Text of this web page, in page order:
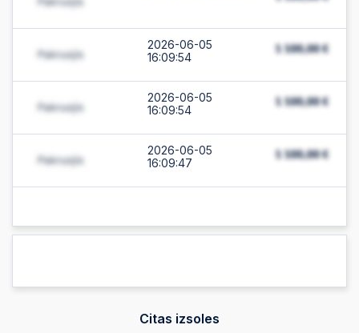
2026-06-05
16:09:54
2026-06-05
16:09:54
2026-06-05
16:09:47
Citas izsoles